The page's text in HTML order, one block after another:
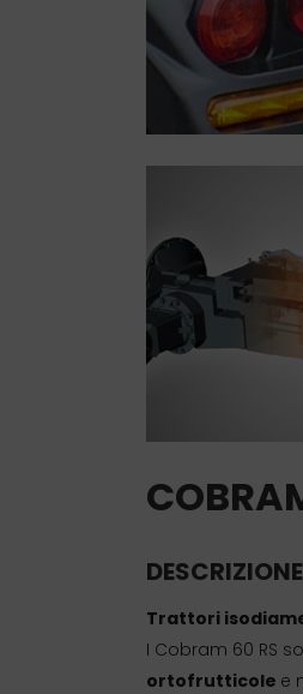
DESCRIZIONE
Trattori
I Cobram 60 RS
ortofrutticole e